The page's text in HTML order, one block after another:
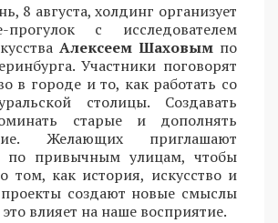
8 августа, холдинг организует
с исследователем
Алексеем Шаховым по
Участники поговорят
в городе и то, как работать со
столицы. Создавать
старые и дополнять
Желающих приглашают
по привычным улицам, чтобы
том, как история, искусство и
создают новые смыслы
влияет на наше восприятие.